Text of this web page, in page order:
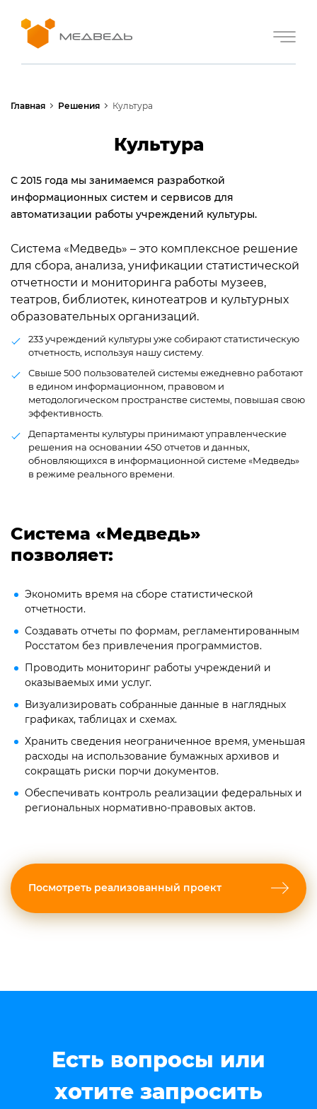
Главная Решения Культура
Культура
С 2015 года мы занимаемся разработкой
информационных систем и сервисов для
автоматизации работы учреждений культуры.
Система «Медведь» – это комплексное решение
для сбора, анализа, унификации статистической
отчетности и мониторинга работы музеев,
театров, библиотек, кинотеатров и культурных
образовательных организаций.
233 учреждений культуры уже собирают статистическую
отчетность, используя нашу систему.
Свыше 500 пользователей системы ежедневно работают
в едином информационном, правовом и
методологическом пространстве системы, повышая свою
эффективность.
Департаменты культуры принимают управленческие
решения на основании 450 отчетов и данных,
обновляющихся в информационной системе «Медведь»
в режиме реального времени.
Система «Медведь»
позволяет:
Экономить время на сборе статистической
отчетности.
Создавать отчеты по формам, регламентированным
Росстатом без привлечения программистов.
Проводить мониторинг работы учреждений и
оказываемых ими услуг.
Визуализировать собранные данные в наглядных
графиках, таблицах и схемах.
Хранить сведения неограниченное время, уменьшая
расходы на использование бумажных архивов и
сокращать риски порчи документов.
Обеспечивать контроль реализации федеральных и
региональных нормативно-правовых актов.
Посмотреть реализованный проект
Есть вопросы или
хотите запросить